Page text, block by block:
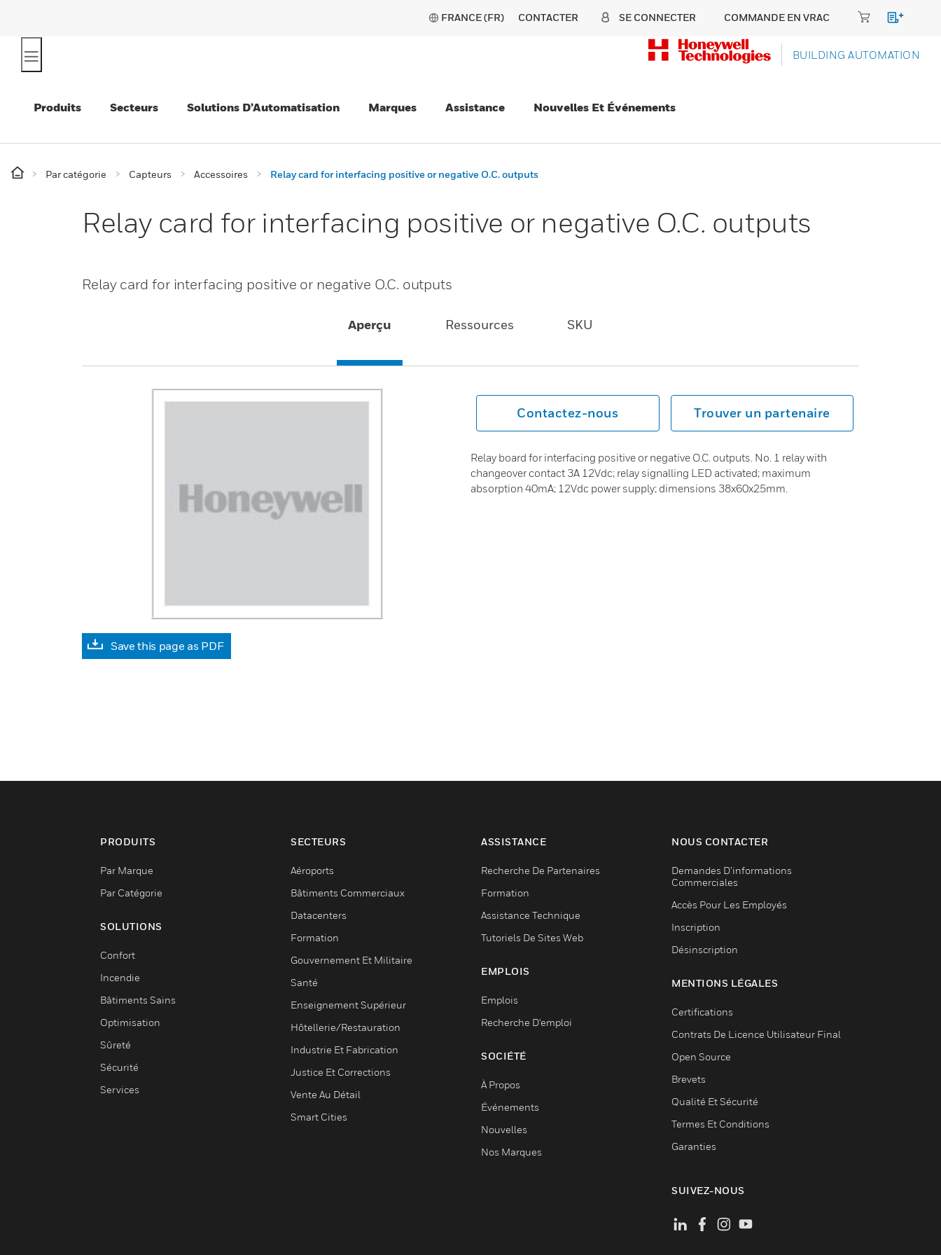
FRANCE (FR) CONTACTER SE CONNECTER COMMANDE EN VRAC
BUILDING AUTOMATION
Produits Secteurs Solutions D’Automatisation Marques Assistance Nouvelles Et Événements
Par catégorie Capteurs Accessoires Relay card for interfacing positive or negative O.C. outputs
Relay card for interfacing positive or negative O.C. outputs
Relay card for interfacing positive or negative O.C. outputs
Aperçu Ressources SKU
Save this page as PDF
Contactez-nous Trouver un partenaire
Relay board for interfacing positive or negative O.C. outputs. No. 1 relay with
changeover contact 3A 12Vdc; relay signalling LED activated; maximum
absorption 40mA; 12Vdc power supply; dimensions 38x60x25mm.
PRODUITS
Par Marque
Par Catégorie
SOLUTIONS
Confort
Incendie
Bâtiments Sains
Optimisation
Sûreté
Sécurité
Services
SECTEURS
Aéroports
Bâtiments Commerciaux
Datacenters
Formation
Gouvernement Et Militaire
Santé
Enseignement Supérieur
Hôtellerie/Restauration
Industrie Et Fabrication
Justice Et Corrections
Vente Au Détail
Smart Cities
ASSISTANCE
Recherche De Partenaires
Formation
Assistance Technique
Tutoriels De Sites Web
EMPLOIS
Emplois
Recherche D'emploi
SOCIÉTÉ
À Propos
Événements
Nouvelles
Nos Marques
NOUS CONTACTER
Demandes D’informations
Commerciales
Accès Pour Les Employés
Inscription
Désinscription
MENTIONS LÉGALES
Certifications
Contrats De Licence Utilisateur Final
Open Source
Brevets
Qualité Et Sécurité
Termes Et Conditions
Garanties
SUIVEZ-NOUS